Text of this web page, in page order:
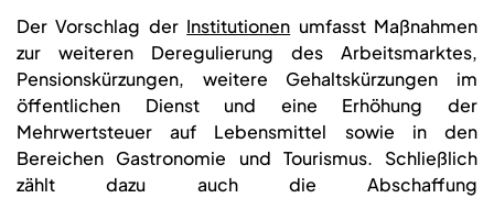
Der Vorschlag der Institutionen umfasst Maßnahmen
zur weiteren Deregulierung des Arbeitsmarktes,
Pensionskürzungen, weitere Gehaltskürzungen im
öffentlichen Dienst und eine Erhöhung der
Mehrwertsteuer auf Lebensmittel sowie in den
Bereichen Gastronomie und Tourismus. Schließlich
zählt dazu auch die Abschaffung